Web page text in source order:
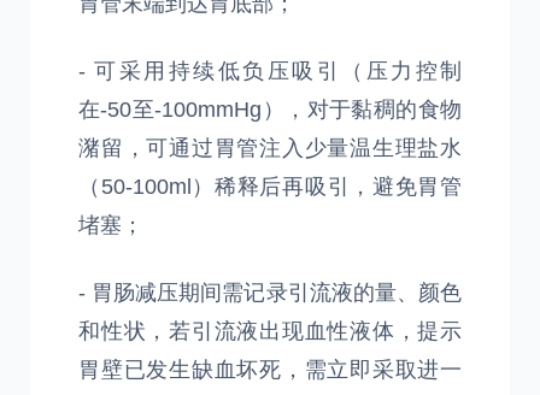
- 可采用持续低负压吸引（压力控制
在-50至-100mmHg），对于黏稠的食物
潴留，可通过胃管注入少量温生理盐水
（50-100ml）稀释后再吸引，避免胃管
堵塞；
- 胃肠减压期间需记录引流液的量、颜色
和性状，若引流液出现血性液体，提示
胃壁已发生缺血坏死，需立即采取进一